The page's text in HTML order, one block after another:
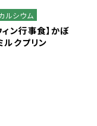
ルシウム
ィン行事食】かぼ
ルクプリン